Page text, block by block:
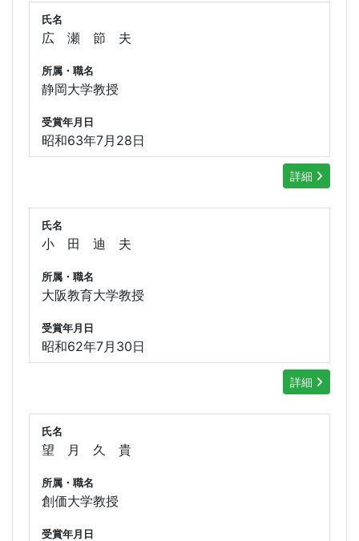
氏名
広 瀬 節 夫
所属・職名
静岡大学教授
受賞年月日
昭和63年7月28日
詳細
氏名
小 田 迪 夫
所属・職名
大阪教育大学教授
受賞年月日
昭和62年7月30日
詳細
氏名
望 月 久 貴
所属・職名
創価大学教授
受賞年月日